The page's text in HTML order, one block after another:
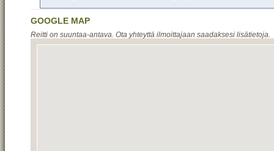
GOOGLE MAP
Reitti on suuntaa-antava. Ota yhteyttä ilmoittajaan saadaksesi lisätietoja.